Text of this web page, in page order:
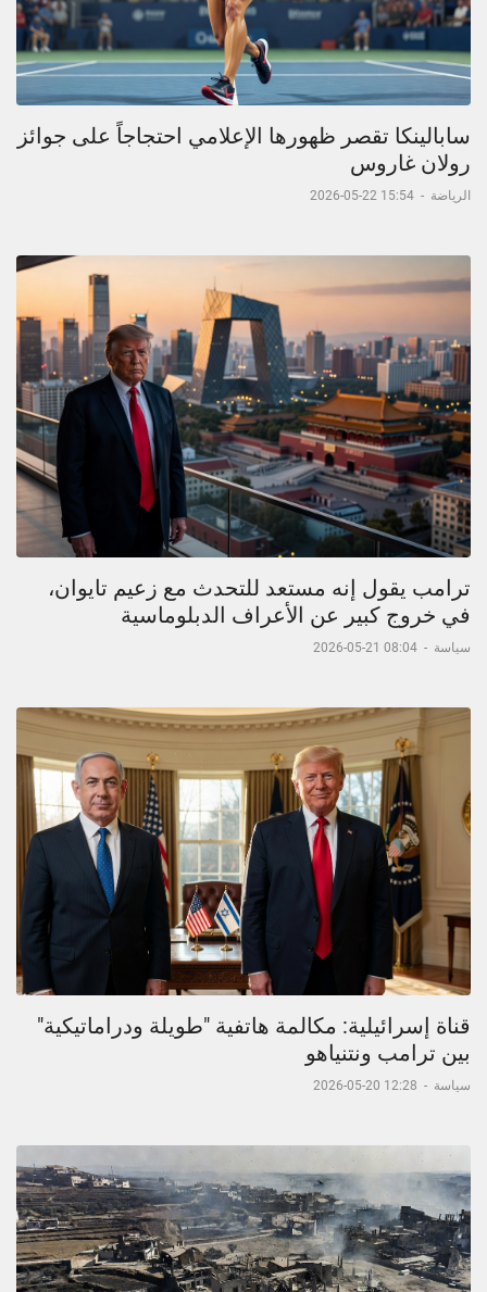
سابالينكا تقصر ظهورها الإعلامي احتجاجاً على جوائز
رولان غاروس
الرياضة -
15:54 22-05-2026
ترامب يقول إنه مستعد للتحدث مع زعيم تايوان،
في خروج كبير عن الأعراف الدبلوماسية
سياسة -
08:04 21-05-2026
قناة إسرائيلية: مكالمة هاتفية "طويلة ودراماتيكية"
بين ترامب ونتنياهو
سياسة -
12:28 20-05-2026